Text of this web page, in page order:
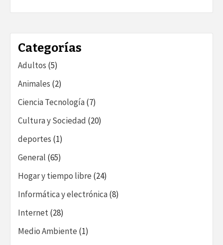
Categorías
Adultos (5)
Animales (2)
Ciencia Tecnología(7)
Cultura y Sociedad (20)
deportes (1)
General (65)
Hogar y tiempo libre (24)
Informática y electrónica(8)
Internet(28)
Medio Ambiente (1)